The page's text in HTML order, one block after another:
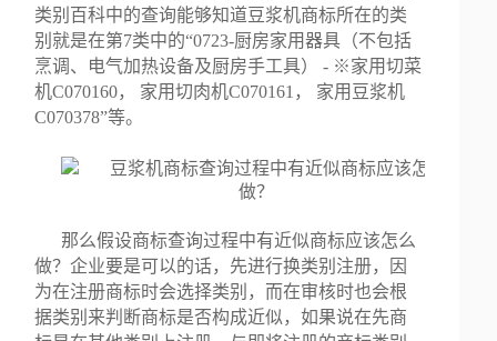
类别百科中的查询能够知道豆浆机商标所在的类
别就是在第7类中的“0723-厨房家用器具（不包括
烹调、电气加热设备及厨房手工具） - ※家用切菜
机C070160， 家用切肉机C070161， 家用豆浆机
C070378”等。
那么假设商标查询过程中有近似商标应该怎么
做？企业要是可以的话，先进行换类别注册，因
为在注册商标时会选择类别，而在审核时也会根
据类别来判断商标是否构成近似，如果说在先商